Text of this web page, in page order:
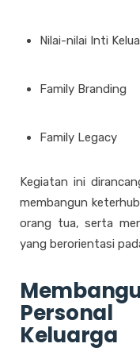
Nilai-nilai Inti
Family Branding
Family Legacy
Kegiatan ini
membangun
orang tua, serta
yang berorientasi
Keluarga